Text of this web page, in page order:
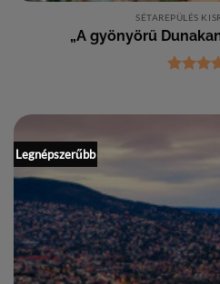
SÉTAREPÜLÉS
„A gyönyörű
Legnépszerűbb